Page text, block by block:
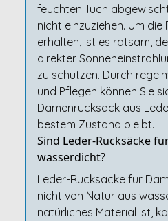
feuchten Tuch
nicht einzuziehen. Um
erhalten, ist es ratsam,
direkter
zu schützen. Durch
und Pflegen können Sie
Damenrucksack aus
bestem Zustand bleibt.
Sind Leder-Rucksäcke
wasserdicht?
Leder-Rucksäcke für
nicht von Natur aus
natürliches Material ist,